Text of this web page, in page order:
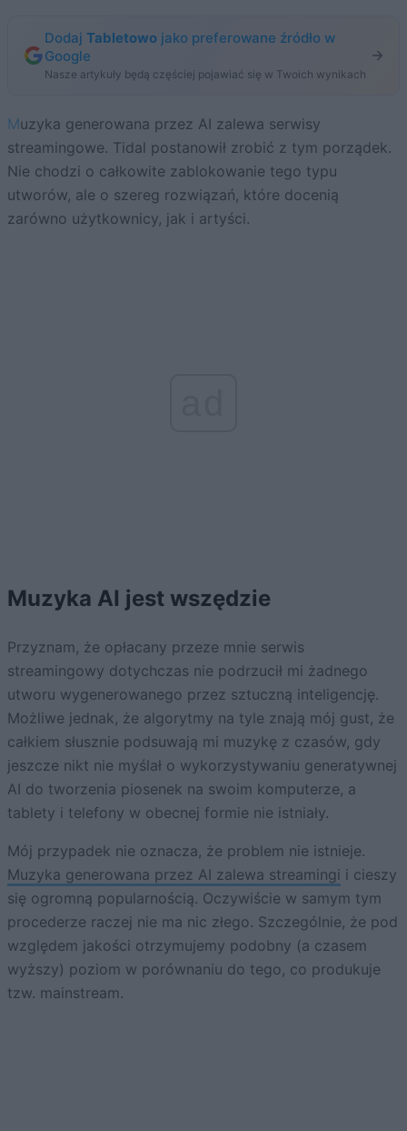
Dodaj Tabletowo jako preferowane źródło w
Google
Nasze artykuły będą częściej pojawiać się w Twoich wynikach
Muzyka generowana przez AI zalewa serwisy
streamingowe. Tidal postanowił zrobić z tym porządek.
Nie chodzi o całkowite zablokowanie tego typu
utworów, ale o szereg rozwiązań, które docenią
zarówno użytkownicy, jak i artyści.
Muzyka AI jest wszędzie
Przyznam, że opłacany przeze mnie serwis
streamingowy dotychczas nie podrzucił mi żadnego
utworu wygenerowanego przez sztuczną inteligencję.
Możliwe jednak, że algorytmy na tyle znają mój gust, że
całkiem słusznie podsuwają mi muzykę z czasów, gdy
jeszcze nikt nie myślał o wykorzystywaniu generatywnej
AI do tworzenia piosenek na swoim komputerze, a
tablety i telefony w obecnej formie nie istniały.
Mój przypadek nie oznacza, że problem nie istnieje.
Muzyka generowana przez AI zalewa streamingi i cieszy
się ogromną popularnością. Oczywiście w samym tym
procederze raczej nie ma nic złego. Szczególnie, że pod
względem jakości otrzymujemy podobny (a czasem
wyższy) poziom w porównaniu do tego, co produkuje
tzw. mainstream.